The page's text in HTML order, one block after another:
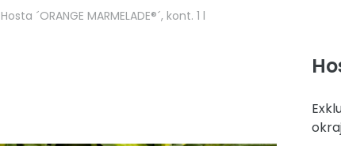
Hosta ´ORANGE MARMELADE®´, kont. 1 l